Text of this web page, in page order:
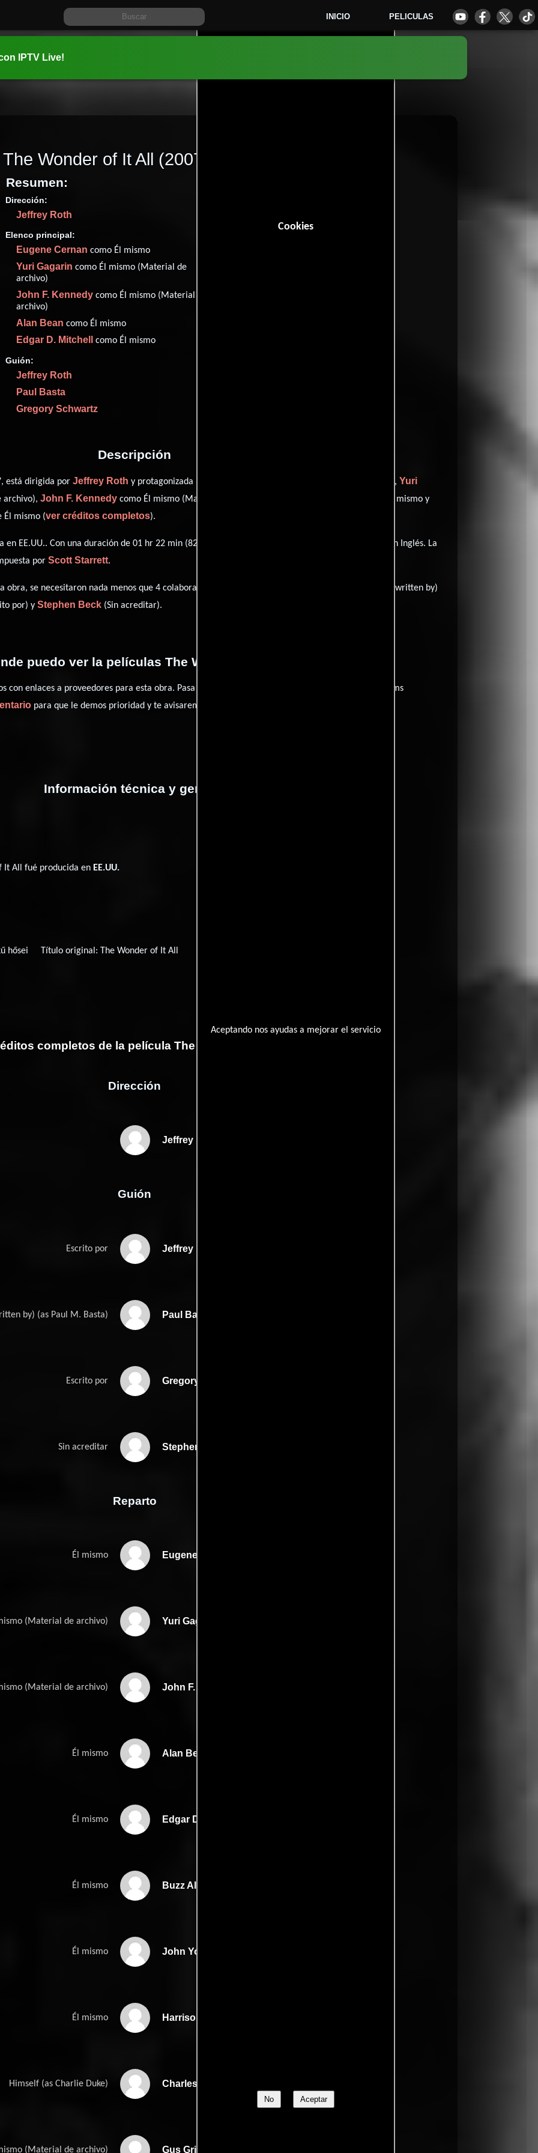
INICIO PELICULAS
Cookies
Aceptando nos ayudas a mejorar el servicio
No Aceptar
IPTV Live!
The Wonder of It All (2007)
Resumen:
Dirección:
Jeffrey Roth
Elenco principal:
Eugene Cernan como Él mismo
Yuri Gagarin como Él mismo (Material de
archivo)
John F. Kennedy como Él mismo (Material de
archivo)
Alan Bean como Él mismo
Edgar D. Mitchell como Él mismo
Guión:
Jeffrey Roth
Paul Basta
Gregory Schwartz
01 hr 22 min (82 minutos).
Descripción
está dirigida porJeffrey Roth y protagonizada por quien interpreta a Él mismo, Yuri
archivo),John F. Kennedy como Él mismo (Material de archivo),
personificando a Él mismo y
Él mismo (ver créditos completos).
en EE.UU.. Con una duración de 01 hr 22 min (82 minutos), esta película tiene diálogos originales en Inglés. La
porScott Starrett.
se necesitaron nada menos que 4 colaboraciones.
((written by)
por) yStephen Beck (Sin acreditar).
puedo ver la películas The Wonder of It All?
enlaces a proveedores para esta obra. Pasa por nuestro catálogo de y encuentra films
para que le demos prioridad y te avisaremos cuando se encuentre disponible
Información técnica y general
It All fué producida en EE.UU.
hősei Título original: The Wonder of It All
completos de la película The Wonder of It All
Dirección
Jeffrey Roth
Guión
Escrito por Jeffrey Roths
by) (as Paul M. Basta) Paul Bastas
Escrito por Gregory Schwartzs
Sin acreditar Stephen Becks
Reparto
Él mismo Eugene Cernan
(Material de archivo) Yuri Gagarin
(Material de archivo) John F. Kennedy
Él mismo Alan Bean
Él mismo Edgar D. Mitchell
Él mismo Buzz Aldrin
Él mismo John Young
Él mismo Harrison Schmitt
Himself (as Charlie Duke) Charles Duke
(Material de archivo) Gus Grissom